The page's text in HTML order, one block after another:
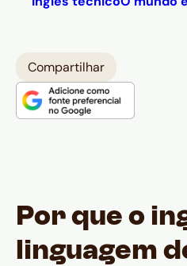
Compartilhar
Por que o
linguagem